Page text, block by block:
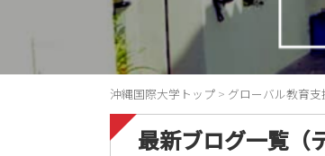
沖縄国際大学トップ > グローバル教育
最新ブログ一覧（